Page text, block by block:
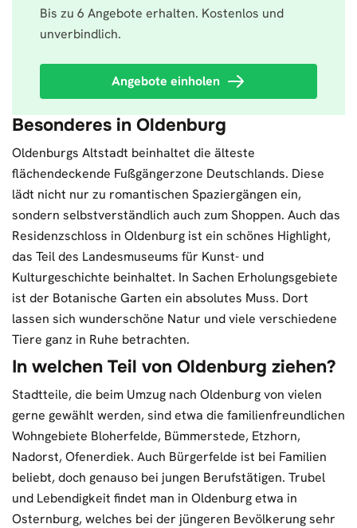
Bis zu 6 Angebote erhalten. Kostenlos und
unverbindlich.
Angebote einholen
Besonderes in Oldenburg
Oldenburgs Altstadt beinhaltet die älteste
flächendeckende Fußgängerzone Deutschlands. Diese
lädt nicht nur zu romantischen Spaziergängen ein,
sondern selbstverständlich auch zum Shoppen. Auch das
Residenzschloss in Oldenburg ist ein schönes Highlight,
das Teil des Landesmuseums für Kunst- und
Kulturgeschichte beinhaltet. In Sachen Erholungsgebiete
ist der Botanische Garten ein absolutes Muss. Dort
lassen sich wunderschöne Natur und viele verschiedene
Tiere ganz in Ruhe betrachten.
In welchen Teil von Oldenburg ziehen?
Stadtteile, die beim Umzug nach Oldenburg von vielen
gerne gewählt werden, sind etwa die familienfreundlichen
Wohngebiete Bloherfelde, Bümmerstede, Etzhorn,
Nadorst, Ofenerdiek. Auch Bürgerfelde ist bei Familien
beliebt, doch genauso bei jungen Berufstätigen. Trubel
und Lebendigkeit findet man in Oldenburg etwa in
Osternburg, welches bei der jüngeren Bevölkerung sehr